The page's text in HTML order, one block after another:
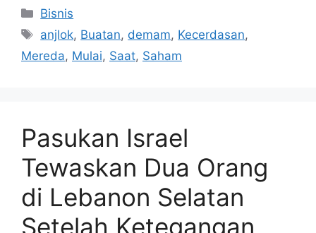
Kategori
Bisnis
Tag
anjlok, Buatan, demam, Kecerdasan,
Mereda, Mulai, Saat, Saham
Pasukan Israel
Tewaskan Dua Orang
di Lebanon Selatan
Setelah Ketegangan